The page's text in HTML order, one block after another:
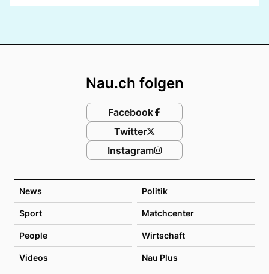
News Politik
Sport Matchcenter
People Wirtschaft
Videos Nau Plus
Nau.ch folgen
Facebook
Twitter
Instagram